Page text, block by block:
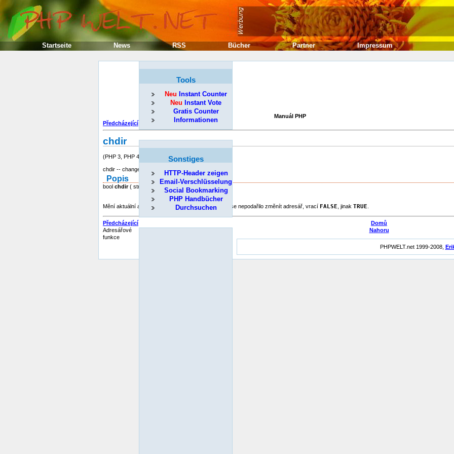
Manuál PHP
Předcházející
chdir
(PHP 3, PHP 4, PHP 5)
chdir -- change directory
Popis
bool chdir( string directory )
Mění aktuální adresář PHP nadirectory. Pokud se nepodařilo změnít adresář, vrací FALSE , jinak TRUE
Předcházející Domů
Adresářové
funkce
Nahoru
Tools
Neu Instant Counter
Neu Instant Vote
Gratis Counter
Informationen
Sonstiges
HTTP-Header zeigen
Email-Verschlüsselung
Social Bookmarking
PHP Handbücher
Durchsuchen
Startseite News RSS Bücher Partner Impressum
PHPWELT.net 1999-2008,